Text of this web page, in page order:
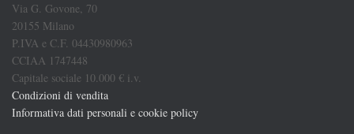
Via G. Govone, 70
20155 Milano
P.IVA e C.F. 04430980963
CCIAA 1747448
Capitale sociale 10.000 € i.v.
Condizioni di vendita
Informativa dati personali e cookie policy